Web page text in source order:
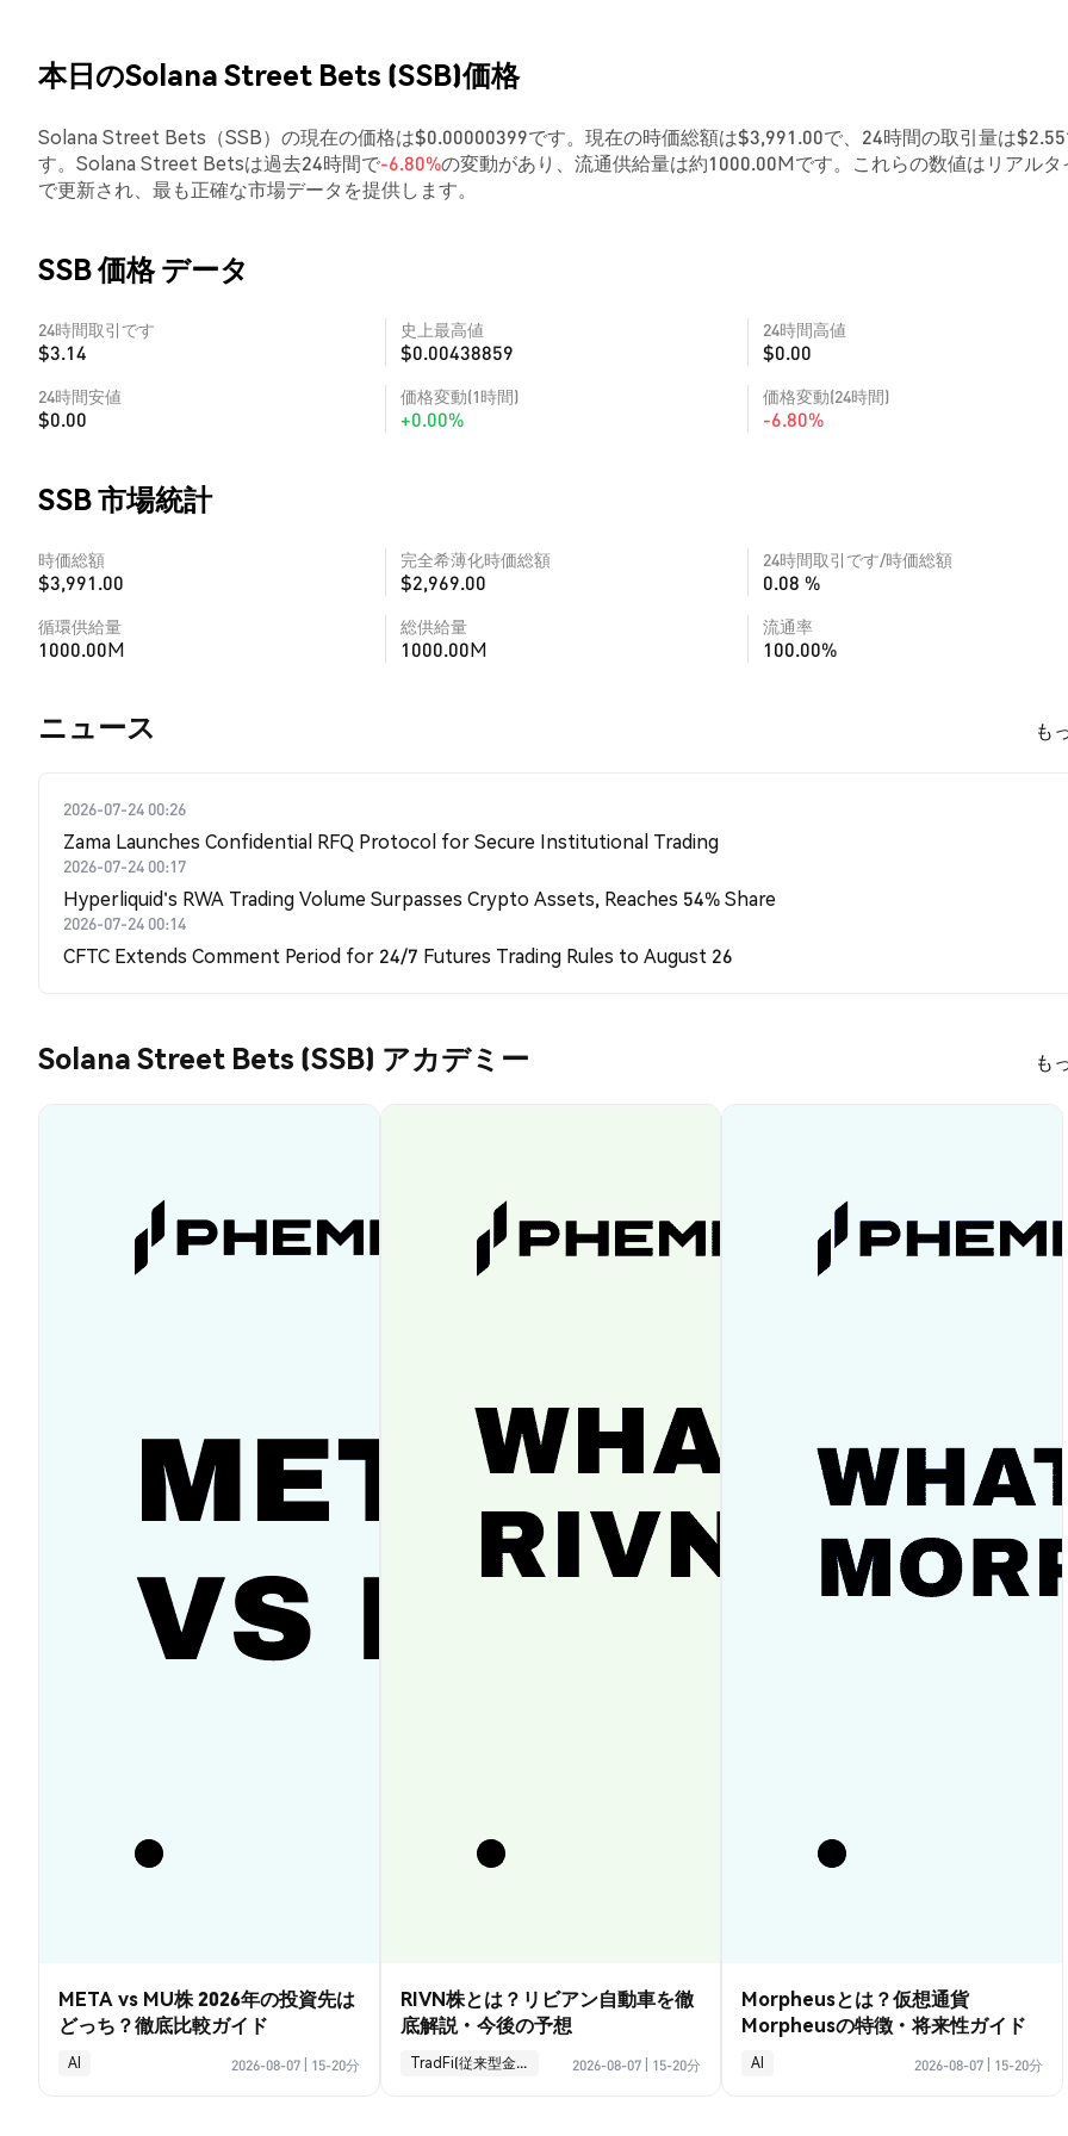
本日のSolana Street Bets (SSB)価格
Solana Street Bets（SSB）の現在の価格は$0.00000399です。現在の時価総額は$3,991.00で、24時間の取引量は
す。Solana Street Betsは過去24時間で-6.80%の変動があり、流通供給量は約1000.00Mです。これらの数値はリアルタ
で更新され、最も正確な市場データを提供します。
SSB 価格 データ
24時間取引です
$3.14
史上最高値
$0.00438859
24時間高値
$0.00
24時間安値
$0.00
価格変動(1時間)
+0.00%
価格変動(24時間)
-6.80%
SSB 市場統計
時価総額
$3,991.00
完全希薄化時価総額
$2,969.00
24時間取引です/時価総額
0.08 %
循環供給量
1000.00M
総供給量
1000.00M
流通率
100.00%
​​ニュース​​ も
2026-07-24 00:26
Zama Launches Confidential RFQ Protocol for Secure Institutional Trading
2026-07-24 00:17
Hyperliquid's RWA Trading Volume Surpasses Crypto Assets, Reaches 54% Share
2026-07-24 00:14
CFTC Extends Comment Period for 24/7 Futures Trading Rules to August 26
Solana Street Bets (SSB) アカデミー も
META vs MU株 2026年の投資先は
どっち？徹底比較ガイド
AI 2026-08-07 15-20分
RIVN株とは？リビアン自動車を徹
底解説・今後の予想
TradFi(従来型金融) 2026-08-07 15-20分
Morpheusとは？仮想通貨
Morpheusの特徴・将来性ガイド
AI 2026-08-07 15-20分